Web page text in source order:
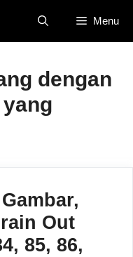
Menu
dengan
Out
85, 86,